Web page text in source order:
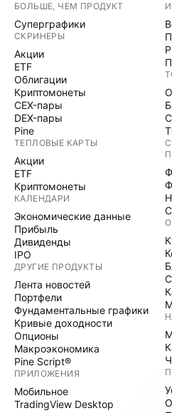
БОЛЬШЕ, ЧЕМ ПРОДУКТ
Суперграфики
СКРИНЕРЫ
Акции
ETF
Облигации
Криптомонеты
CEX-пары
DEX-пары
Pine
ТЕПЛОВЫЕ КАРТЫ
Акции
ETF
Криптомонеты
КАЛЕНДАРИ
Экономические данные
Прибыль
Дивиденды
IPO
ДРУГИЕ ПРОДУКТЫ
Лента новостей
Портфели
Фундаментальные графики
Кривые доходности
Опционы
Макроэкономика
Pine Script®
ПРИЛОЖЕНИЯ
Мобильное
TradingView Desktop